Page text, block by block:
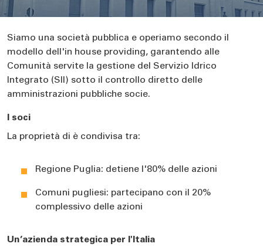
Siamo una società pubblica e operiamo secondo il
modello dell'in house providing, garantendo alle
Comunità servite la gestione del Servizio Idrico
Integrato (SII) sotto il controllo diretto delle
amministrazioni pubbliche socie.
I soci
La proprietà di è condivisa tra:
Regione Puglia: detiene l'80% delle azioni
Comuni pugliesi: partecipano con il 20%
complessivo delle azioni
Un’azienda strategica per l'Italia